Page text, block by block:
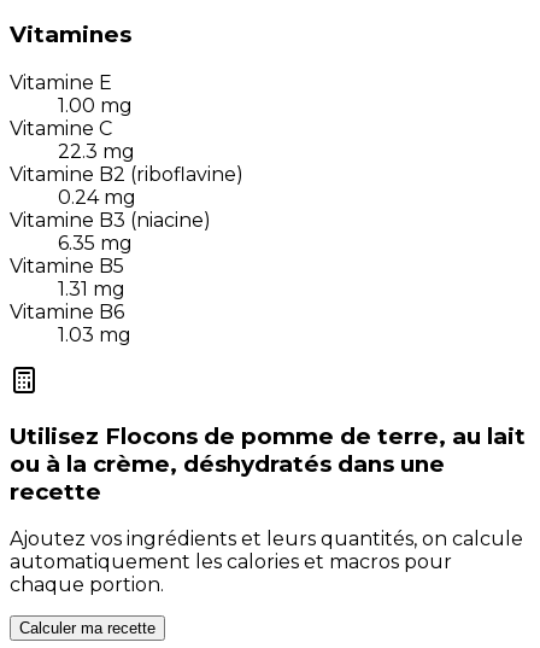
Vitamines
Vitamine E
1.00 mg
Vitamine C
22.3 mg
Vitamine B2 (riboflavine)
0.24 mg
Vitamine B3 (niacine)
6.35 mg
Vitamine B5
1.31 mg
Vitamine B6
1.03 mg
Utilisez Flocons de pomme de terre, au lait
ou à la crème, déshydratés dans une
recette
Ajoutez vos ingrédients et leurs quantités, on calcule
automatiquement les calories et macros pour
chaque portion.
Calculer ma recette